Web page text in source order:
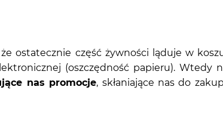
ostatecznie część żywności ląduje w
(oszczędność papieru).
nas promocje, skłaniające nas do